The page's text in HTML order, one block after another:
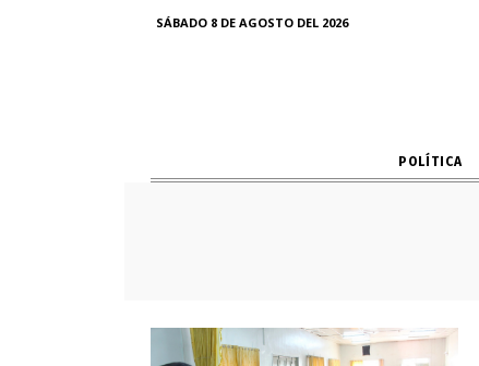
SÁBADO 8 DE AGOSTO DEL 2026
POLÍTICA